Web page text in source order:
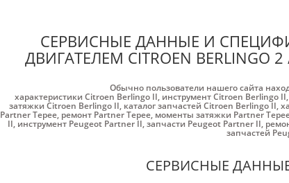
СЕРВИСНЫЕ ДАННЫЕ И
ДВИГАТЕЛЕМ CITROEN BERLINGO
Обычно пользователи нашего сайта
характеристики Citroen Berlingo II, инструмент Citroen Berlingo II,
затяжки Citroen Berlingo II, каталог запчастей Citroen Berlingo II,
Partner Tepee, ремонт Partner Tepee, моменты затяжки Partner
II, инструмент Peugeot Partner II,запчасти Peugeot Partner II,
запчастей
СЕРВИСНЫЕ